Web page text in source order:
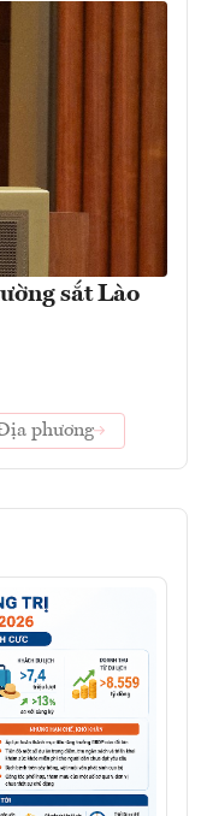
sắt Lào
phương